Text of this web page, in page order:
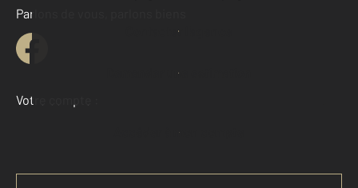
Contacter l'agence
Demander une estimation
Parlons de vous, parlons biens
Votre compte :
Accéder à mon compte